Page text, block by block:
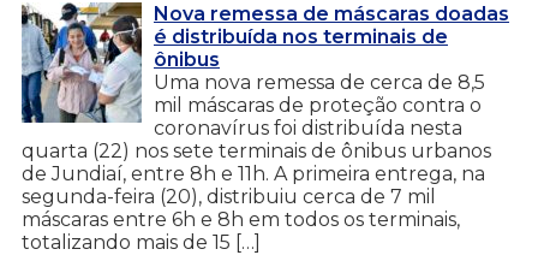
Nova remessa de máscaras doadas
é distribuída nos terminais de
ônibus
Uma nova remessa de cerca de 8,5
mil máscaras de proteção contra o
coronavírus foi distribuída nesta
quarta (22) nos sete terminais de ônibus urbanos
de Jundiaí, entre 8h e 11h. A primeira entrega, na
segunda-feira (20), distribuiu cerca de 7 mil
máscaras entre 6h e 8h em todos os terminais,
totalizando mais de 15 […]